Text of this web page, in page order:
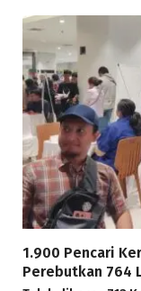
1.900 Pencari
Perebutkan 764